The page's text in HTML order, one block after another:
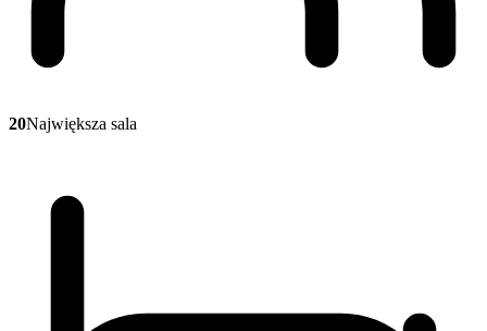
20Największa sala